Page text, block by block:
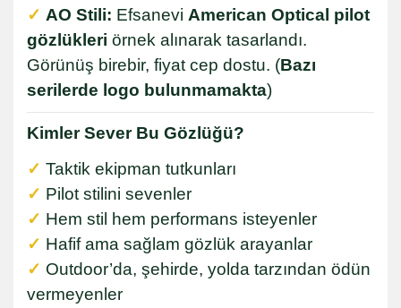
✓ AO Stili: Efsanevi American Optical pilot
gözlükleri örnek alınarak tasarlandı.
Görünüş birebir, fiyat cep dostu. (Bazı
serilerde logo bulunmamakta)
Kimler Sever Bu Gözlüğü?
✓ Taktik ekipman tutkunları
✓ Pilot stilini sevenler
✓ Hem stil hem performans isteyenler
✓ Hafif ama sağlam gözlük arayanlar
✓ Outdoor’da, şehirde, yolda tarzından ödün
vermeyenler